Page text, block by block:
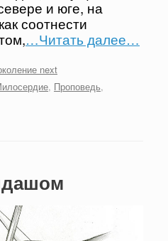
и юге, на
соотнести
…Читать далее…
next
, Проповедь,